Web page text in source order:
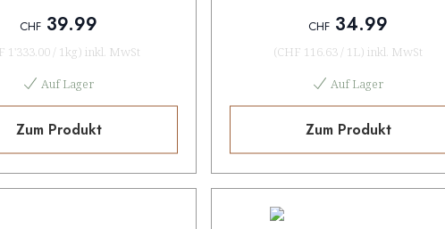
CHF 39.99
1'333.00 / 1kg) inkl. MwSt
Auf Lager
Zum Produkt
CHF 34.99
(CHF 116.63 / 1L) inkl. MwSt
Auf Lager
Zum Produkt